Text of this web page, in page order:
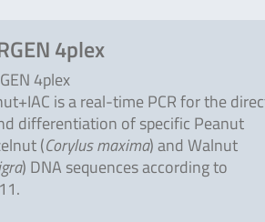
4plex
4plex
is a real-time PCR for the
differentiation of specific Peanut
(Corylus maxima) and Walnut
) DNA sequences according to